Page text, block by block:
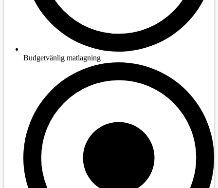
Budgetvänlig matlagning